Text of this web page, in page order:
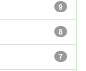
9
8
7